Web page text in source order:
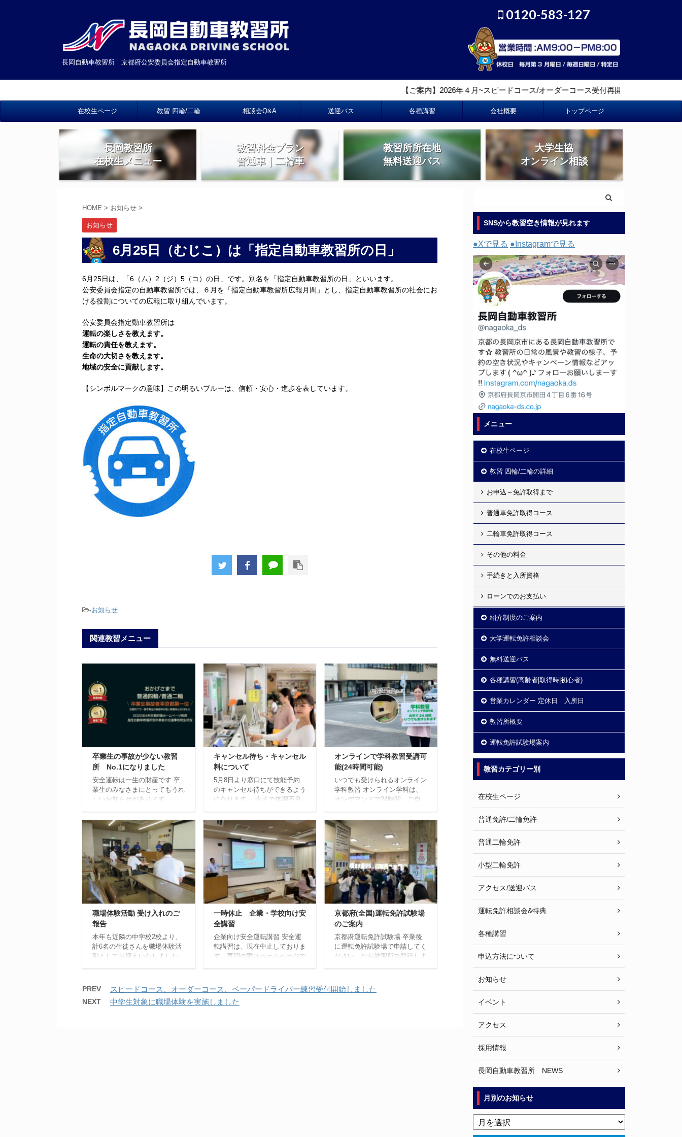
長岡自動車教習所 京都府公安委員会指定自動車教習所
0120-583-127
【ご案内】2026年４月~スピードコース/オーダーコース受付再開しました。
在校生ページ 教習 四輪/二輪 相談会Q&A 送迎バス 各種講習 会社概要 トップページ
長岡教習所
在校生メニュー
教習料金プラン
普通車｜二輪車
教習所所在地
無料送迎バス
大学生協
オンライン相談
HOME > お知らせ >
お知らせ
6月25日（むじこ）は「指定自動車教習所の日」
6月25日は、「6（ム）2（ジ）5（コ）の日」です。別名を「指定自動車教習所の日」といいます。
公安委員会指定の自動車教習所では、６月を「指定自動車教習所広報月間」とし、指定自動車教習所の社会にお
ける役割についての広報に取り組んでいます。
公安委員会指定動車教習所は
運転の楽しさを教えます。
運転の責任を教えます。
生命の大切さを教えます。
地域の安全に貢献します。
【シンボルマークの意味】この明るいブルーは、信頼・安心・進歩を表しています。
-お知らせ
関連教習メニュー
卒業生の事故が少ない教習
所 No.1になりました
安全運転は一生の財産です 卒
業生のみなさまにとってもうれ
しいお知らせがあります。
ジ発表で長岡自動車教習所の卒
業生(令和2年中卒業生) 普通四
輪と普通二輪の卒業生が京都府
内の教習所の中で事故者率が一
番低い教習所となりました。特
に普通二輪の事故者率は0パー
セントでした。 引き続き、こ
れからも思いやりとゆずり合い
の心を持って運転してくださ
い。京都府警ホームページはこ
ちら 京都府警ホームページは
コチラ
キャンセル待ち・キャンセル
料について
5月8日より窓口にて技能予約
のキャンセル待ちができるよう
になります。 今まで体調不良
していましたが、5月8日より
当日キャンセルは、有料となり
ます。キャンセルは前日までに
行うようよろしくお願いしま
す。
オンラインで学科教習受講可
能(24時間可能)
いつでも受けられるオンライン
学科教習 オンライン学科は、
オンデマンドで24時間、ご自
科教習を除く)オンライン学科
受講は、事前登録が必要ですの
で教習所受付にてお申し込みく
ださい。オンライン学科以外
は、対面での受講となります。
オンライン学科視聴ブースもご
利用ください 教習所内でもオ
ンライン学科を受講することが
できます。是非ご利用くださ
い。 受講する際に人数の制限
があります。19時10分以降は
受講できません。(閉所のため)
学科教習について 対面で実施
する学科教習 段階 教程番号 ...
職場体験活動 受け入れのご
報告
本年も近隣の中学校2校より、
計6名の生徒さんを職場体験活
動としてお迎えいたしました。
や様々なプログラムを通じて、
多くの学びや発見を得ていただ
いた様子でした。 今回の貴重
一時休止 企業・学校向け安
全講習
企業向け安全運転講習 安全運
転講習は、現在中止しておりま
す。再開の際はホームページで
い申し上げます。2025年6月25
日現在 長岡自動車教習所で
は、企業様や学校などの団体様
京都府(全国)運転免許試験場
のご案内
京都府運転免許試験場 卒業後
に運転免許試験場で申請してく
ださい。なお教習所で発行しま
をおすすめいたします。 〒
612-8486京都市伏見区羽束師
PREV スピードコース、オーダーコース、ペーパードライバー練習受付開始しました
NEXT 中学生対象に職場体験を実施しました
SNSから教習空き情報が見れます
●Xで見る ●Instagramで見る
メニュー
在校生ページ
教習 四輪/二輪の詳細
お申込～免許取得まで
普通車免許取得コース
二輪車免許取得コース
その他の料金
手続きと入所資格
ローンでのお支払い
紹介制度のご案内
大学運転免許相談会
無料送迎バス
各種講習(高齢者|取得時|初心者)
営業カレンダー 定休日 入所日
教習所概要
運転免許試験場案内
教習カテゴリー別
在校生ページ
普通免許/二輪免許
普通二輪免許
小型二輪免許
アクセス/送迎バス
運転免許相談会&特典
各種講習
申込方法について
お知らせ
イベント
アクセス
採用情報
長岡自動車教習所 NEWS
月別のお知らせ